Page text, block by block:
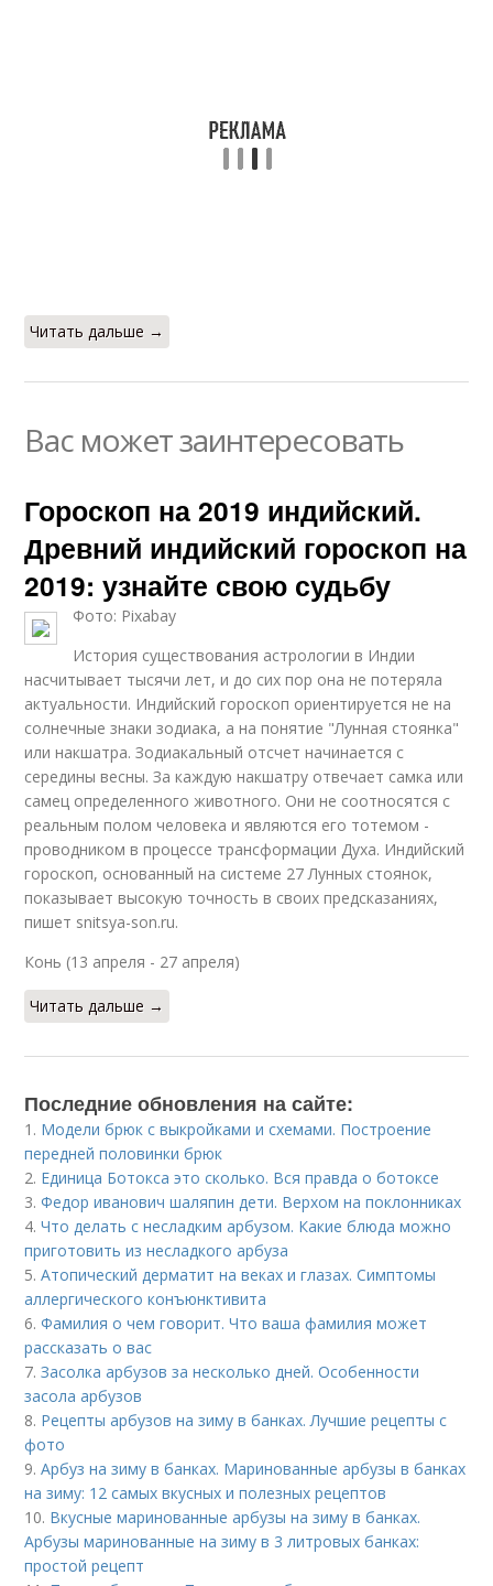
Читать дальше →
Вас может заинтересовать
Гороскоп на 2019 индийский.
Древний индийский гороскоп на
2019: узнайте свою судьбу
Фото: Pixabay
История существования астрологии в Индии
насчитывает тысячи лет, и до сих пор она не потеряла
актуальности. Индийский гороскоп ориентируется не на
солнечные знаки зодиака, а на понятие "Лунная стоянка"
или накшатра. Зодиакальный отсчет начинается с
середины весны. За каждую накшатру отвечает самка или
самец определенного животного. Они не соотносятся с
реальным полом человека и являются его тотемом -
проводником в процессе трансформации Духа. Индийский
гороскоп, основанный на системе 27 Лунных стоянок,
показывает высокую точность в своих предсказаниях,
пишет snitsya-son.ru.
Конь (13 апреля - 27 апреля)
Читать дальше →
Последние обновления на сайте:
1. Модели брюк с выкройками и схемами. Построение
передней половинки брюк
2. Единица Ботокса это сколько. Вся правда о ботоксе
3.Федор иванович шаляпин дети. Верхом на поклонниках
4.Что делать с несладким арбузом. Какие блюда можно
приготовить из несладкого арбуза
5.Атопический дерматит на веках и глазах. Симптомы
аллергического конъюнктивита
6.Фамилия о чем говорит. Что ваша фамилия может
рассказать о вас
7.Засолка арбузов за несколько дней. Особенности
засола арбузов
8. Рецепты арбузов на зиму в банках. Лучшие рецепты с
фото
9.Арбуз на зиму в банках. Маринованные арбузы в банках
на зиму: 12 самых вкусных и полезных рецептов
10. Вкусные маринованные арбузы на зиму в банках.
Арбузы маринованные на зиму в 3 литровых банках:
простой рецепт